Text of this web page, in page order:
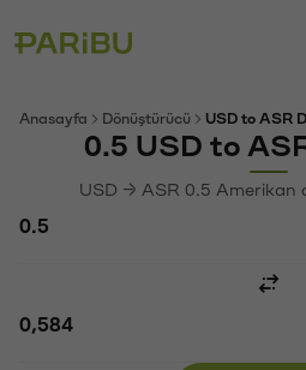
Anasayfa Dönüştürücü USD to ASR
0.5 USD to
USD → ASR 0.5 Amerikan